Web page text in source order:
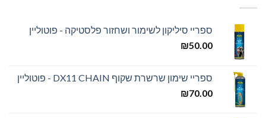
ספריי סיליקון לשימור ושחזור פלסטיקה - פוטוליין
₪50.00
ספריי שימון שרשרת שקוף DX11 CHAIN - פוטוליין
₪70.00